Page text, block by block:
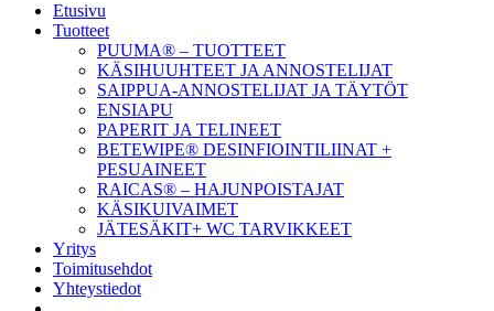
Etusivu
Tuotteet
PUUMA® – TUOTTEET
KÄSIHUUHTEET JA ANNOSTELIJAT
SAIPPUA-ANNOSTELIJAT JA TÄYTÖT
ENSIAPU
PAPERIT JA TELINEET
BETEWIPE® DESINFIOINTILIINAT +
PESUAINEET
RAICAS® – HAJUNPOISTAJAT
KÄSIKUIVAIMET
JÄTESÄKIT+ WC TARVIKKEET
Yritys
Toimitusehdot
Yhteystiedot